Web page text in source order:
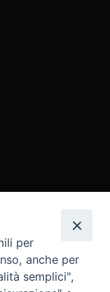
per
anche per
semplici",